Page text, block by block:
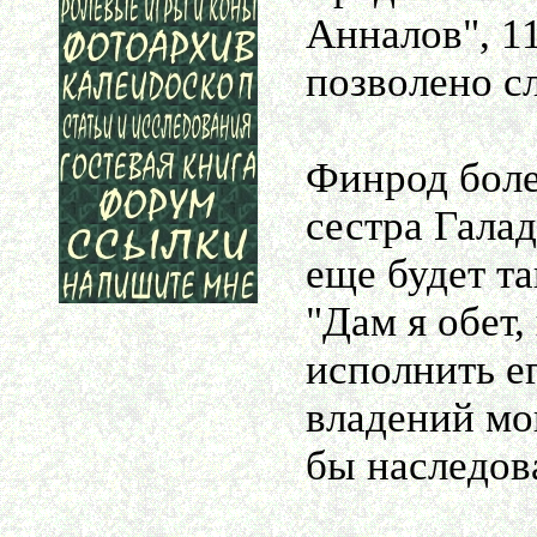
Анналов",
позволено
Финрод
сестра
еще будет
"Дам я
исполнить
владений
бы